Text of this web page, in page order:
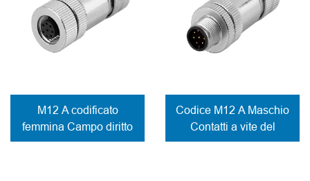
M12 A codificato
femmina Campo diritto
Montaggio Connettore
Codice M12 A Maschio
Contatti a vite del
connettore metallico